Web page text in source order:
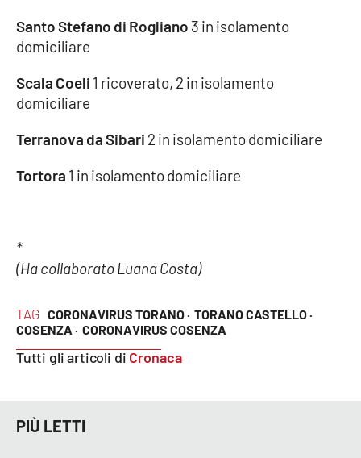
TAG CORONAVIRUS TORANO · TORANO CASTELLO ·
COSENZA · CORONAVIRUS COSENZA
Tutti gli articoli di Cronaca
Santo Stefano di Rogliano 3 in isolamento
domiciliare
Scala Coeli 1 ricoverato, 2 in isolamento
domiciliare
Terranova da Sibari 2 in isolamento domiciliare
Tortora 1 in isolamento domiciliare
*
(Ha collaborato Luana Costa)
PIÙ LETTI